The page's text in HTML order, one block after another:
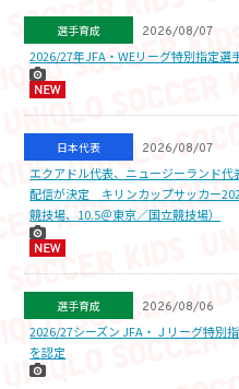
選手育成 2026/08/07
2026/27年JFA・WEリーグ特別指定選
日本代表 2026/08/07
エクアドル代表、ニュージーランド
配信が決定 キリンカップサッカー
競技場、10.5＠東京／国立競技場）
選手育成 2026/08/06
2026/27シーズン JFA・Ｊリーグ特別
を認定